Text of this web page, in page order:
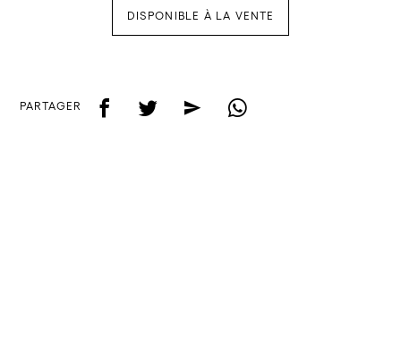
DISPONIBLE À LA VENTE
PARTAGER f t e w